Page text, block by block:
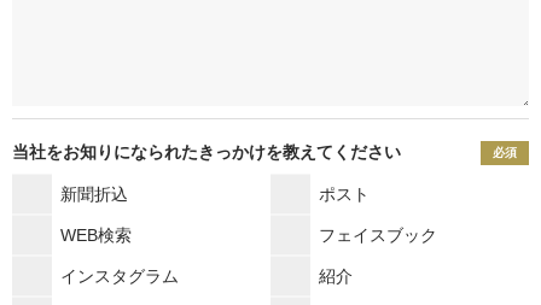
当社をお知りになられたきっかけを教えてください 必須
新聞折込 ポスト
WEB検索 フェイスブック
インスタグラム 紹介